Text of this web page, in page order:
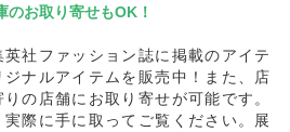
のお取り寄せもOK！
社ファッション誌に掲載のアイテ
ナルアイテムを販売中！また、店
の店舗にお取り寄せが可能です。
際に手に取ってご覧ください。展